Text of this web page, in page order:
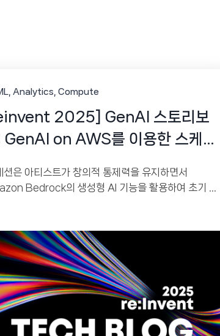
Analytics Compute
2025] GenAI 스토리보
GenAI on AWS를 이용한 스케치
션은 아티스트가 창의적 통제력을 유지하면서
Bedrock의 생성형 AI 기능을 활용하여 초기 스
타일 일관성을 유지하는 2D 에셋 생성, 이미지를 3D
변환하는 방법을 보여주며, 이는 필름 프리비주얼라
이션(pre-visualization), 게임 레벨 디자인, UI 프로
핑을 위한 빠른 반복을 가능하게 합니다.